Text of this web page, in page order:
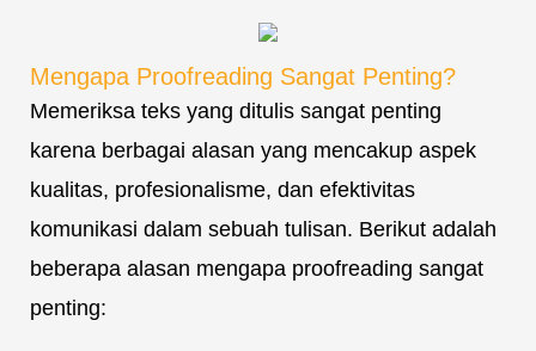
Mengapa Proofreading Sangat Penting?
Memeriksa teks yang ditulis sangat penting
karena berbagai alasan yang mencakup aspek
kualitas, profesionalisme, dan efektivitas
komunikasi dalam sebuah tulisan. Berikut adalah
beberapa alasan mengapa proofreading sangat
penting: